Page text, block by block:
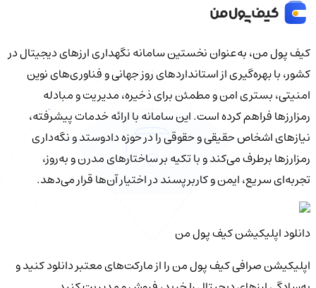
کیف‌ پول من، به‌عنوان نخستین سامانه نگهداری ارزهای دیجیتال در
کشور، با بهره‌گیری از استانداردهای روز جهانی و فناوری‌های نوین
امنیتی، بستری امن و مطمئن برای ذخیره، مدیریت و مبادله
رمزارزها فراهم کرده است. این سامانه با ارائه خدمات پیشرفته،
نیازهای اشخاص حقیقی و حقوقی را در حوزه دادوستد و نگه‌داری
رمزارزها برطرف می‌کند و با تکیه بر ساختارهای مدرن و به‌روز،
تجربه‌ای سریع، ایمن و کاربرپسند در اختیار آن‌ها قرار می‌دهد.
دانلود اپلیکیشن کیف‌ پول من
اپلیکیشن صرافی کیف پول من را از مارکت‌های معتبر دانلود کنید و